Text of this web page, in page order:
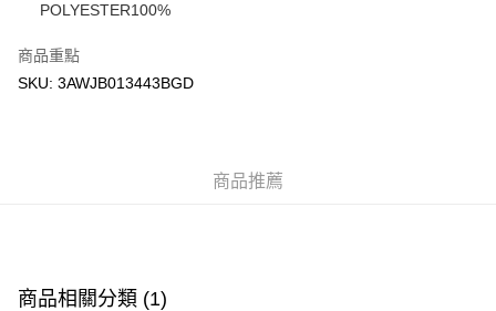
WeChat Pay
POLYESTER100%
商品重點
SKU: 3AWJB013443BGD
商品推薦
商品相關分類 (1)